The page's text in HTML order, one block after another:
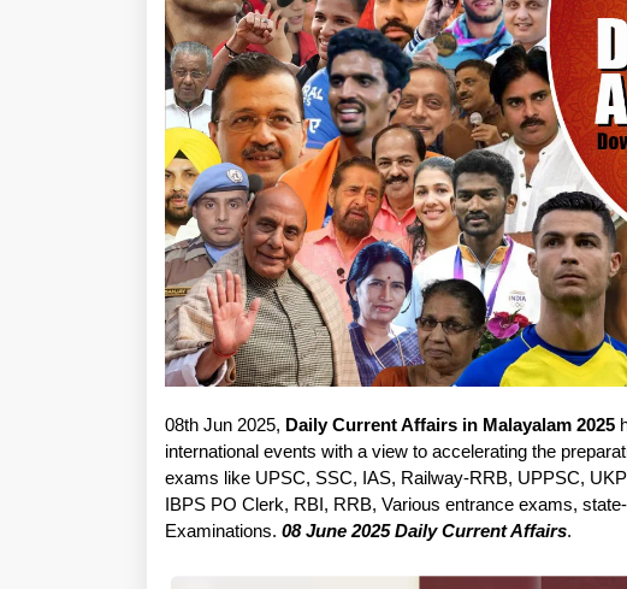
08th Jun 2025, Daily Current Affairs in Malayalam 2025
international events with a view to accelerating the
exams like UPSC, SSC, IAS, Railway-RRB, UPPSC,
IBPS PO Clerk, RBI, RRB, Various entrance exams,
Examinations. 08 June 2025 Daily Current Affairs.